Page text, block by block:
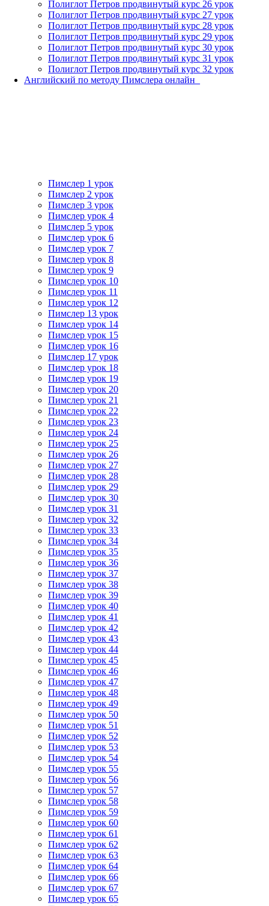
Полиглот Петров продвинутый курс 26 урок
Полиглот Петров продвинутый курс 27 урок
Полиглот Петров продвинутый курс 28 урок
Полиглот Петров продвинутый курс 29 урок
Полиглот Петров продвинутый курс 30 урок
Полиглот Петров продвинутый курс 31 урок
Полиглот Петров продвинутый курс 32 урок
Английский по методу Пимслера онлайн_
Пимслер 1 урок
Пимслер 2 урок
Пимслер 3 урок
Пимслер урок 4
Пимслер 5 урок
Пимслер урок 6
Пимслер урок 7
Пимслер урок 8
Пимслер урок 9
Пимслер урок 10
Пимслер урок 11
Пимслер урок 12
Пимслер 13 урок
Пимслер урок 14
Пимслер урок 15
Пимслер урок 16
Пимслер 17 урок
Пимслер урок 18
Пимслер урок 19
Пимслер урок 20
Пимслер урок 21
Пимслер урок 22
Пимслер урок 23
Пимслер урок 24
Пимслер урок 25
Пимслер урок 26
Пимслер урок 27
Пимслер урок 28
Пимслер урок 29
Пимслер урок 30
Пимслер урок 31
Пимслер урок 32
Пимслер урок 33
Пимслер урок 34
Пимслер урок 35
Пимслер урок 36
Пимслер урок 37
Пимслер урок 38
Пимслер урок 39
Пимслер урок 40
Пимслер урок 41
Пимслер урок 42
Пимслер урок 43
Пимслер урок 44
Пимслер урок 45
Пимслер урок 46
Пимслер урок 47
Пимслер урок 48
Пимслер урок 49
Пимслер урок 50
Пимслер урок 51
Пимслер урок 52
Пимслер урок 53
Пимслер урок 54
Пимслер урок 55
Пимслер урок 56
Пимслер урок 57
Пимслер урок 58
Пимслер урок 59
Пимслер урок 60
Пимслер урок 61
Пимслер урок 62
Пимслер урок 63
Пимслер урок 64
Пимслер урок 66
Пимслер урок 67
Пимслер урок 65